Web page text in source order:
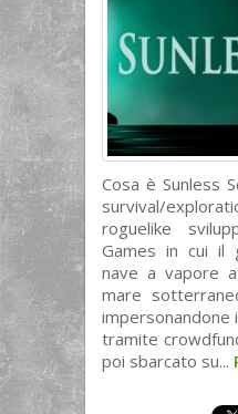
Cosa è Sunless
survival/
roguelike
Games in cui il
nave a vapore
mare
impersonandone
tramite
poi sbarcato su...